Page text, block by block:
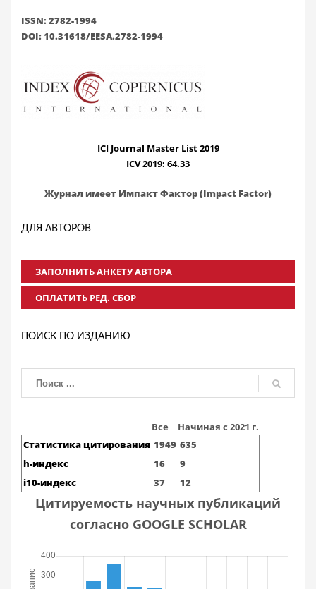
ISSN: 2782-1994
DOI: 10.31618/EESA.2782-1994
ICI Journal Master List 2019
ICV 2019: 64.33
Журнал имеет Импакт Фактор (Impact Factor)
ДЛЯ АВТОРОВ
ЗАПОЛНИТЬ АНКЕТУ АВТОРА
ОПЛАТИТЬ РЕД. СБОР
ПОИСК ПО ИЗДАНИЮ
Все
Начиная с 2021 г.
Статистика цитирования 1949 635
h-индекс
16
9
i10-индекс
37 12
Цитируемость научных публикаций
согласно GOOGLE SCHOLAR